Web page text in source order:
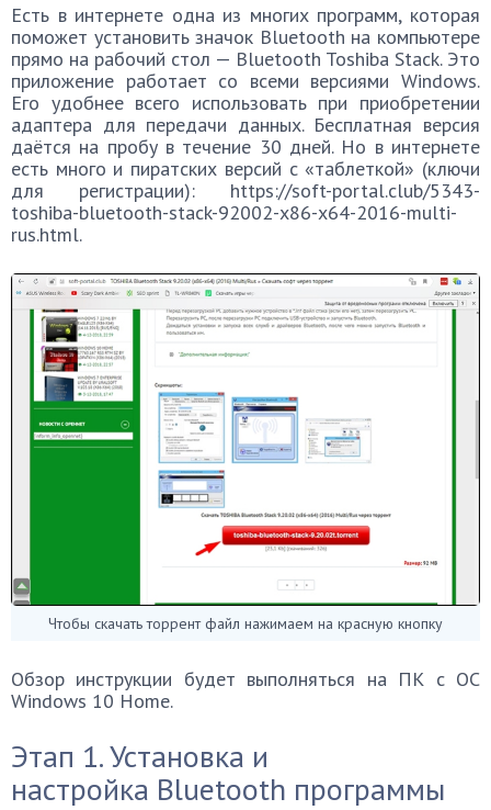
Есть в интернете одна из многих программ, которая
поможет установить значок Bluetooth на компьютере
прямо на рабочий стол — Bluetooth Toshiba Stack. Это
приложение работает со всеми версиями Windows.
Его удобнее всего использовать при приобретении
адаптера для передачи данных. Бесплатная версия
даётся на пробу в течение 30 дней. Но в интернете
есть много и пиратских версий с «таблеткой» (ключи
для регистрации): https://soft-portal.club/5343-
toshiba-bluetooth-stack-92002-x86-x64-2016-multi-
rus.html.
Чтобы скачать торрент файл нажимаем на красную кнопку
Обзор инструкции будет выполняться на ПК с ОС
Windows 10 Home.
Этап 1. Установка и
настройка Bluetooth программы